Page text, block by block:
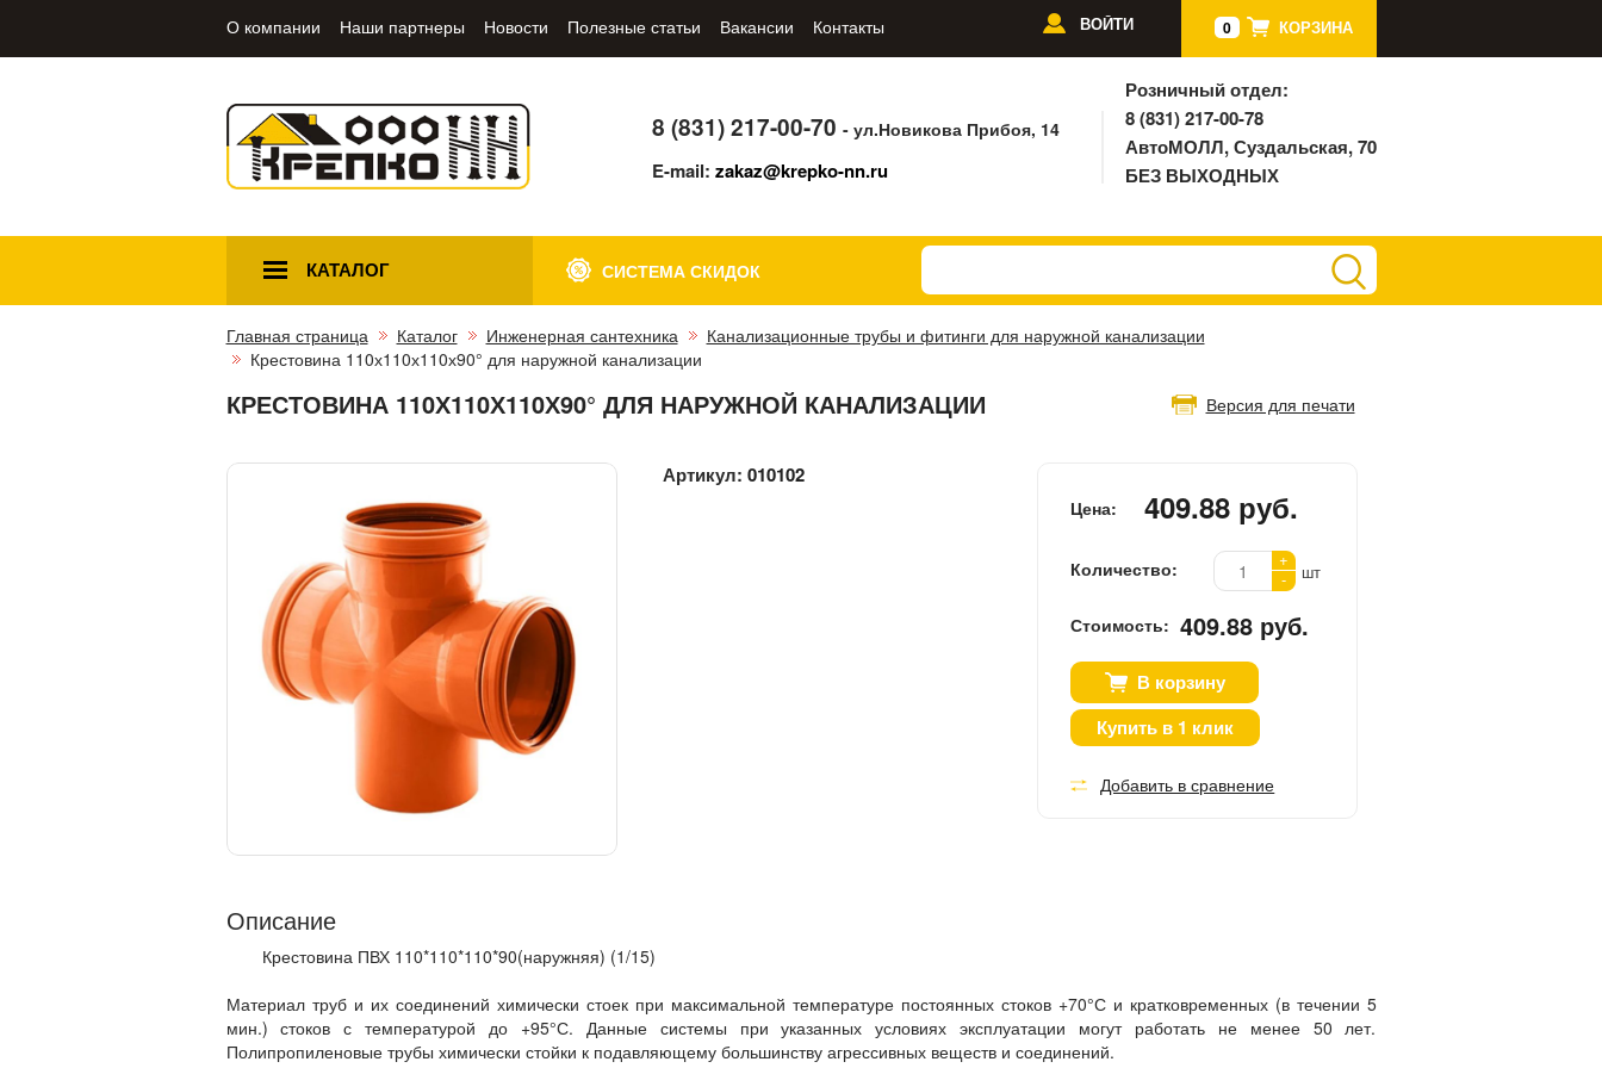
О компании Наши партнеры Новости Полезные статьи Вакансии Контакты 0 КОРЗИНА
ВОЙТИ
8 (831) 217-00-70- ул.Новикова Прибоя, 14
E-mail:zakaz@krepko-nn.ru
Розничный отдел:
8 (831) 217-00-78
АвтоМОЛЛ, Суздальская, 70
БЕЗ ВЫХОДНЫХ
КАТАЛОГ СИСТЕМА СКИДОК
Главная страница Каталог Инженерная сантехника
Канализационные трубы и фитинги для наружной канализации
Крестовина 110х110х110х90° для наружной канализации
Версия для печати
КРЕСТОВИНА 110Х110Х110Х90° ДЛЯ НАРУЖНОЙ КАНАЛИЗАЦИИ
Артикул:010102
Цена: 409.88 руб.
Количество:
+
-
шт
Стоимость: 409.88 руб.
В корзину
Купить в 1 клик
Добавить в сравнение
Описание
Крестовина ПВХ 110*110*110*90(наружняя) (1/15)
Материал труб и их соединений химически стоек при максимальной температуре постоянных стоков +70°С и кратковременных (в течении 5
мин.) стоков с температурой до +95°С. Данные системы при указанных условиях эксплуатации могут работать не менее 50 лет.
Полипропиленовые трубы химически стойки к подавляющему большинству агрессивных веществ и соединений.